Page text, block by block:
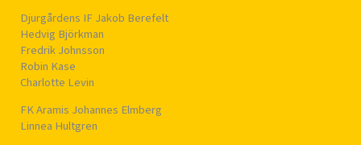
Djurgårdens IF Jakob Berefelt
Hedvig Björkman
Fredrik Johnsson
Robin Kase
Charlotte Levin
FK Aramis Johannes Elmberg
Linnea Hultgren